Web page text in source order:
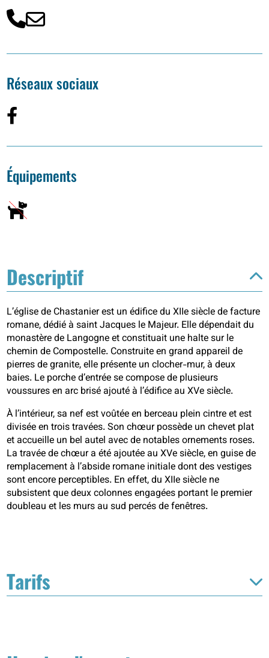
Descriptif
L’église de Chastanier est un édifice du XIIe siècle de facture
romane, dédié à saint Jacques le Majeur. Elle dépendait du
monastère de Langogne et constituait une halte sur le
chemin de Compostelle. Construite en grand appareil de
pierres de granite, elle présente un clocher-mur, à deux
baies. Le porche d’entrée se compose de plusieurs
voussures en arc brisé ajouté à l’édifice au XVe siècle.
À l’intérieur, sa nef est voûtée en berceau plein cintre et est
divisée en trois travées. Son chœur possède un chevet plat
et accueille un bel autel avec de notables ornements roses.
La travée de chœur a été ajoutée au XVe siècle, en guise de
remplacement à l’abside romane initiale dont des vestiges
sont encore perceptibles. En effet, du XIIe siècle ne
subsistent que deux colonnes engagées portant le premier
doubleau et les murs au sud percés de fenêtres.
Tarifs
Réseaux sociaux
Équipements